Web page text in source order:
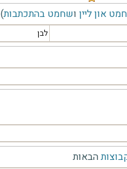
און ליין ושחמט בהתכתבות)
לבן
הבאות